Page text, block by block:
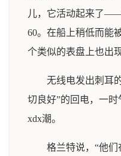
儿，它活动起来了
60。在船上稍低而能
个类似的表盘上也出
无线电发出刺耳
切良好”的回电，一
xdx潮。
格兰特说，“他